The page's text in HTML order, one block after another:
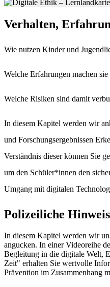
Verhalten,
Wie nutzen Kinder und
Welche Erfahrungen machen
Welche Risiken sind damit
In diesem Kapitel werden wir
und Forschungsergebnissen
Verständnis dieser können Sie
um den Schüler*innen den
Umgang mit digitalen
Polizeiliche
In diesem Kapitel werden wir
angucken. In einer Videoreihe
Begleitung in die digitale Welt,
Zeit" erhalten Sie wertvolle
Prävention im Zusammenhang